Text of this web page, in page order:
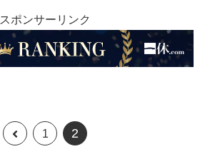
スポンサーリンク
1 2